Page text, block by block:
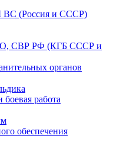
(Россия и СССР)
СВР РФ (КГБ СССР и
органов
работа
обеспечения